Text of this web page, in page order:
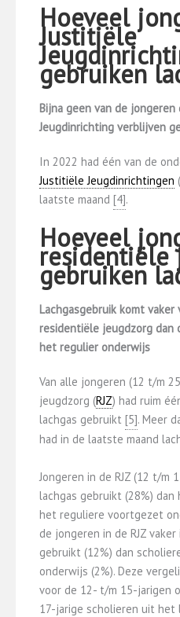
Hoeveel
Justitiële
gebruiken
Bijna geen van de
Jeugdinrichting verblijven
In 2022 had één van de
Justitiële Jeugdinrichtingen (
laatste maand ​[4]​.
Hoeveel
residentiële
gebruiken
Lachgasgebruik komt
residentiële jeugdzorg
het regulier onderwijs
Van alle jongeren (12 t/m
jeugdzorg (RJZ) had ruim
lachgas gebruikt ​[5]​. Meer
had in de laatste maand
Jongeren in de RJZ (12 t/m
lachgas gebruikt (28%)
het reguliere voortgezet
de jongeren in de RJZ
gebruikt (12%) dan
onderwijs (2%). Deze
voor de 12- t/m 15-jarigen
17-jarige scholieren uit het